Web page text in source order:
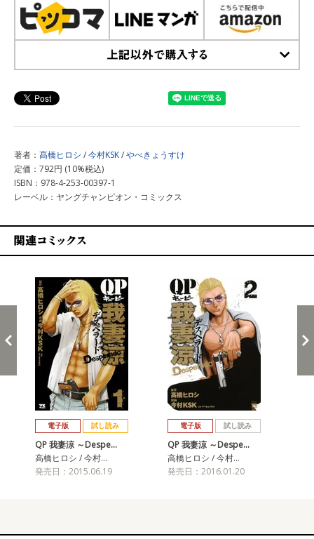
著者： 髙橋ヒロシ /今村KSK/やべきょうすけ
定価：792円 (10%税込)
ISBN：978-4-253-00397-1
レーベル：ヤングチャンピオン・コミックス
電子版 試し読み
QP 我妻涼 ～Despe…
高橋ヒロシ / 今村…
発売日：2015.06.19
電子版 試し読み
QP 我妻涼 ～Despe…
高橋ヒロシ / 今村…
発売日：2016.01.20